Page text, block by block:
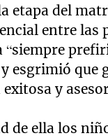
etapa del
entre las
“siempre
esgrimió que
y
de ella los